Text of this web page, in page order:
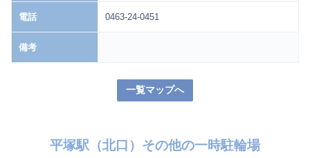
電話 0463-24-0451
備考
一覧マップへ
平塚駅（北口）その他の一時駐輪場